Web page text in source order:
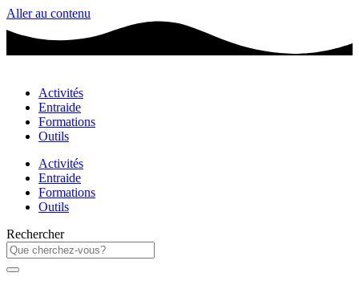
Aller au contenu
Activités
Entraide
Formations
Outils
Activités
Entraide
Formations
Outils
Rechercher